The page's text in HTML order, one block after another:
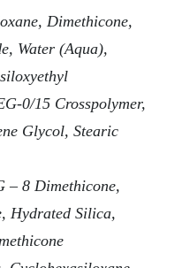
Dimethicone,
Water (Aqua),
0/15 Crosspolymer,
Glycol, Stearic
– 8 Dimethicone,
Hydrated Silica,